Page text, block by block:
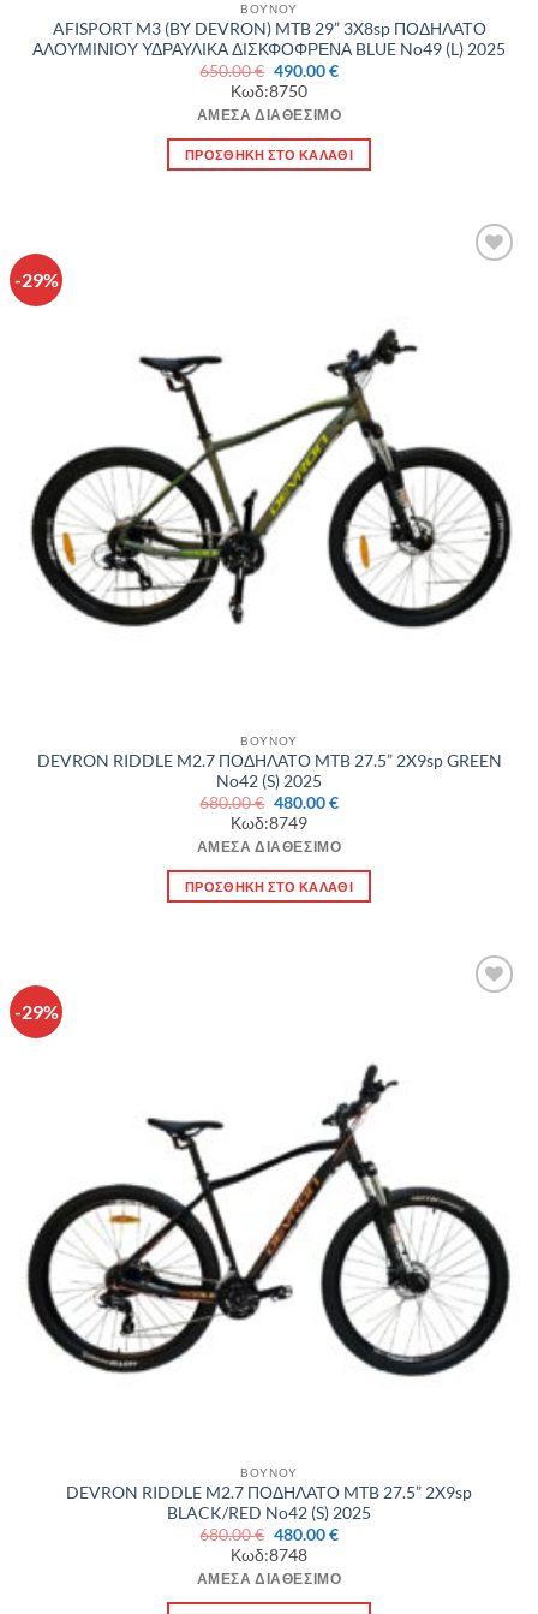
ΒΟΥΝΟΥ
AFISPORT M3 (BY DEVRON) MTB 29” 3X8sp ΠΟΔΗΛΑΤΟ
ΑΛΟΥΜΙΝΙΟΥ ΥΔΡΑΥΛΙΚΑ ΔΙΣΚΦΟΦΡΕΝΑ BLUE No49 (L) 2025
650.00€ Original
price
was:
650.00 €.
490.00€Η
είναι:
Κωδ:8750
ΆΜΕΣΑ ΔΙΑΘΈΣΙΜΟ
ΠΡΟΣΘΉΚΗ ΣΤΟ ΚΑΛΆΘΙ
-29%
ΒΟΥΝΟΥ
DEVRON RIDDLE M2.7 ΠΟΔΗΛΑΤΟ MTB 27.5” 2X9sp GREEN
No42 (S) 2025
680.00€ Original
price
was:
680.00 €.
480.00€Η
είναι:
Κωδ:8749
ΆΜΕΣΑ ΔΙΑΘΈΣΙΜΟ
ΠΡΟΣΘΉΚΗ ΣΤΟ ΚΑΛΆΘΙ
-29%
ΒΟΥΝΟΥ
DEVRON RIDDLE M2.7 ΠΟΔΗΛΑΤΟ MTB 27.5” 2X9sp
BLACK/RED No42 (S) 2025
680.00€ Original
price
was:
680.00 €.
480.00€Η
είναι:
Κωδ:8748
ΆΜΕΣΑ ΔΙΑΘΈΣΙΜΟ